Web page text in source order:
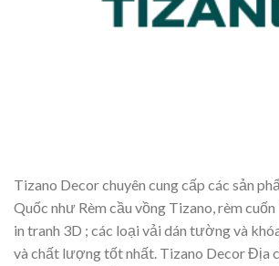
Tizano Decor chuyên cung cấp các sản
Quốc như Rèm cầu vồng Tizano, rèm
in tranh 3D ; các loại vải dán tường và
và chất lượng tốt nhất. Tizano Decor Địa